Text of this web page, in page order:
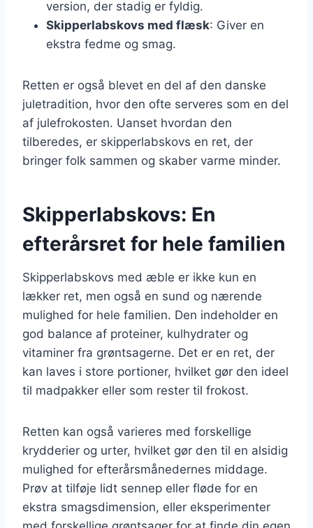
version, der stadig er fyldig.
Skipperlabskovs med flæsk: Giver en
ekstra fedme og smag.
Retten er også blevet en del af den danske
juletradition, hvor den ofte serveres som en del
af julefrokosten. Uanset hvordan den
tilberedes, er skipperlabskovs en ret, der
bringer folk sammen og skaber varme minder.
Skipperlabskovs: En
efterårsret for hele familien
Skipperlabskovs med æble er ikke kun en
lækker ret, men også en sund og nærende
mulighed for hele familien. Den indeholder en
god balance af proteiner, kulhydrater og
vitaminer fra grøntsagerne. Det er en ret, der
kan laves i store portioner, hvilket gør den ideel
til madpakker eller som rester til frokost.
Retten kan også varieres med forskellige
krydderier og urter, hvilket gør den til en alsidig
mulighed for efterårsmånedernes middage.
Prøv at tilføje lidt sennep eller fløde for en
ekstra smagsdimension, eller eksperimenter